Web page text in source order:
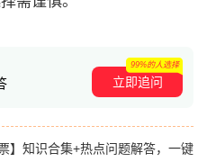
立即追问
99%的人选择
】知识合集+热点问题解答，一键